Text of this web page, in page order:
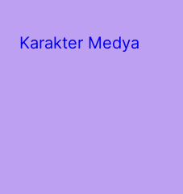
Karakter Medya